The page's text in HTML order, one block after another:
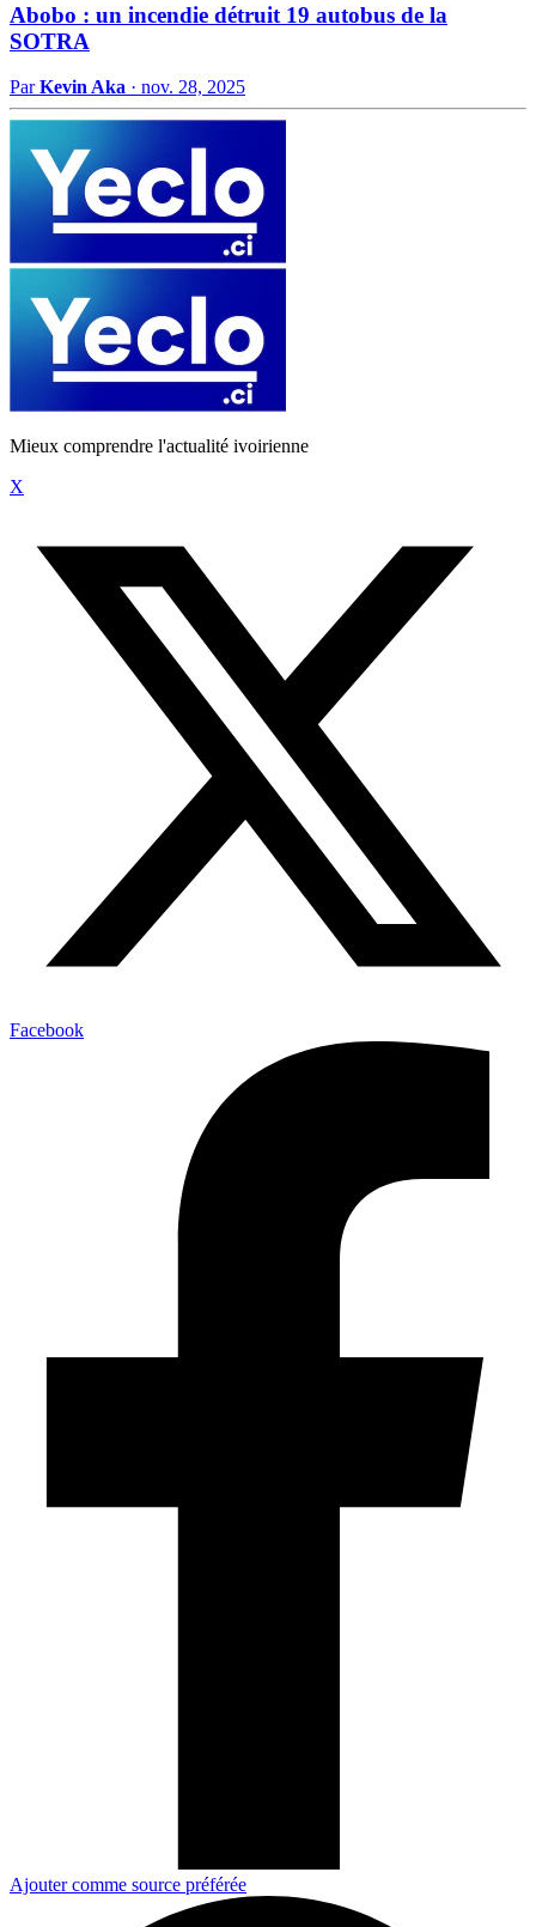
Abobo : un incendie détruit 19 autobus de la
SOTRA
ParKevin Aka · nov. 28, 2025
Mieux comprendre l'actualité ivoirienne
X
Facebook
Ajouter comme source préférée